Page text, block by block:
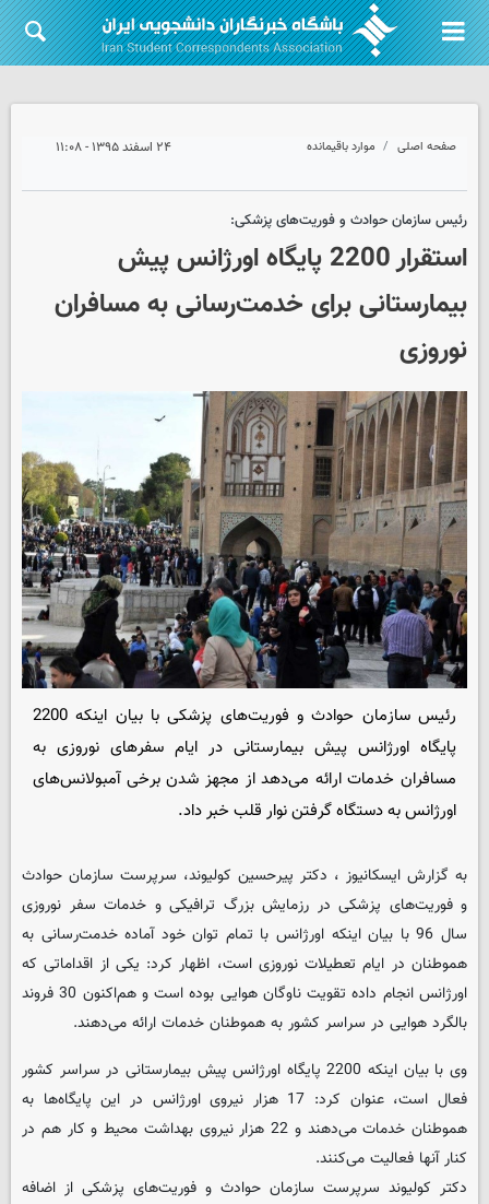
صفحه اصلی موارد باقیمانده ۲۴ اسفند ۱۳۹۵ - ۱۱:۰۸
رئیس سازمان حوادث و فوریت‌های پزشکی:
استقرار 2200 پایگاه اورژانس پیش
بیمارستانی برای خدمت‌رسانی به مسافران
نوروزی
رئیس سازمان حوادث و فوریت‌های پزشکی با بیان اینکه 2200
پایگاه اورژانس پیش بیمارستانی در ایام سفرهای نوروزی به
مسافران خدمات ارائه می‌دهد از مجهز شدن برخی آمبولانس‌های
اورژانس به دستگاه گرفتن نوار قلب خبر داد.
به گزارش ایسکانیوز ، دکتر پیرحسین کولیوند، سرپرست سازمان حوادث
و فوریت‌های پزشکی در رزمایش بزرگ ترافیکی و خدمات سفر نوروزی
سال 96 با بیان اینکه اورژانس با تمام توان خود آماده خدمت‌رسانی به
هموطنان در ایام تعطیلات نوروزی است، اظهار کرد:‌ یکی از اقداماتی که
اورژانس انجام داده تقویت ناوگان هوایی بوده است و هم‌اکنون 30 فروند
بالگرد هوایی در سراسر کشور به هموطنان خدمات ارائه می‌دهند.
وی با بیان اینکه 2200 پایگاه اورژانس پیش بیمارستانی در سراسر کشور
فعال است، عنوان کرد: 17 هزار نیروی اورژانس در این پایگاه‌ها به
هموطنان خدمات می‌دهند و 22 هزار نیروی بهداشت محیط و کار هم در
کنار آنها فعالیت می‌کنند.
دکتر کولیوند سرپرست سازمان حوادث و فوریت‌های پزشکی از اضافه